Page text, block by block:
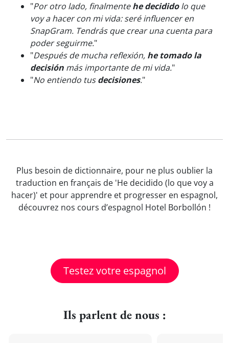
"Por otro lado, finalmentehe decididolo que
voy a hacer con mi vida: seré influencer en
SnapGram. Tendrás que crear una cuenta para
poder seguirme."
"Después de mucha reflexión, he tomado la
decisión más importante de mi vida."
"No entiendo tusdecisiones."
Plus besoin de dictionnaire, pour ne plus oublier la
traduction en français de 'He decidido (lo que voy a
hacer)' et pour apprendre et progresser en espagnol,
découvrez nos cours d’espagnol Hotel Borbollón !
Testez votre espagnol
Ils parlent de nous :